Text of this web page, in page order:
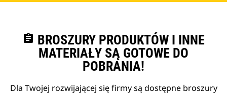
assignment BROSZURY PRODUKTÓW I INNE
MATERIAŁY SĄ GOTOWE DO
POBRANIA!
Dla Twojej rozwijającej się firmy są dostępne broszury